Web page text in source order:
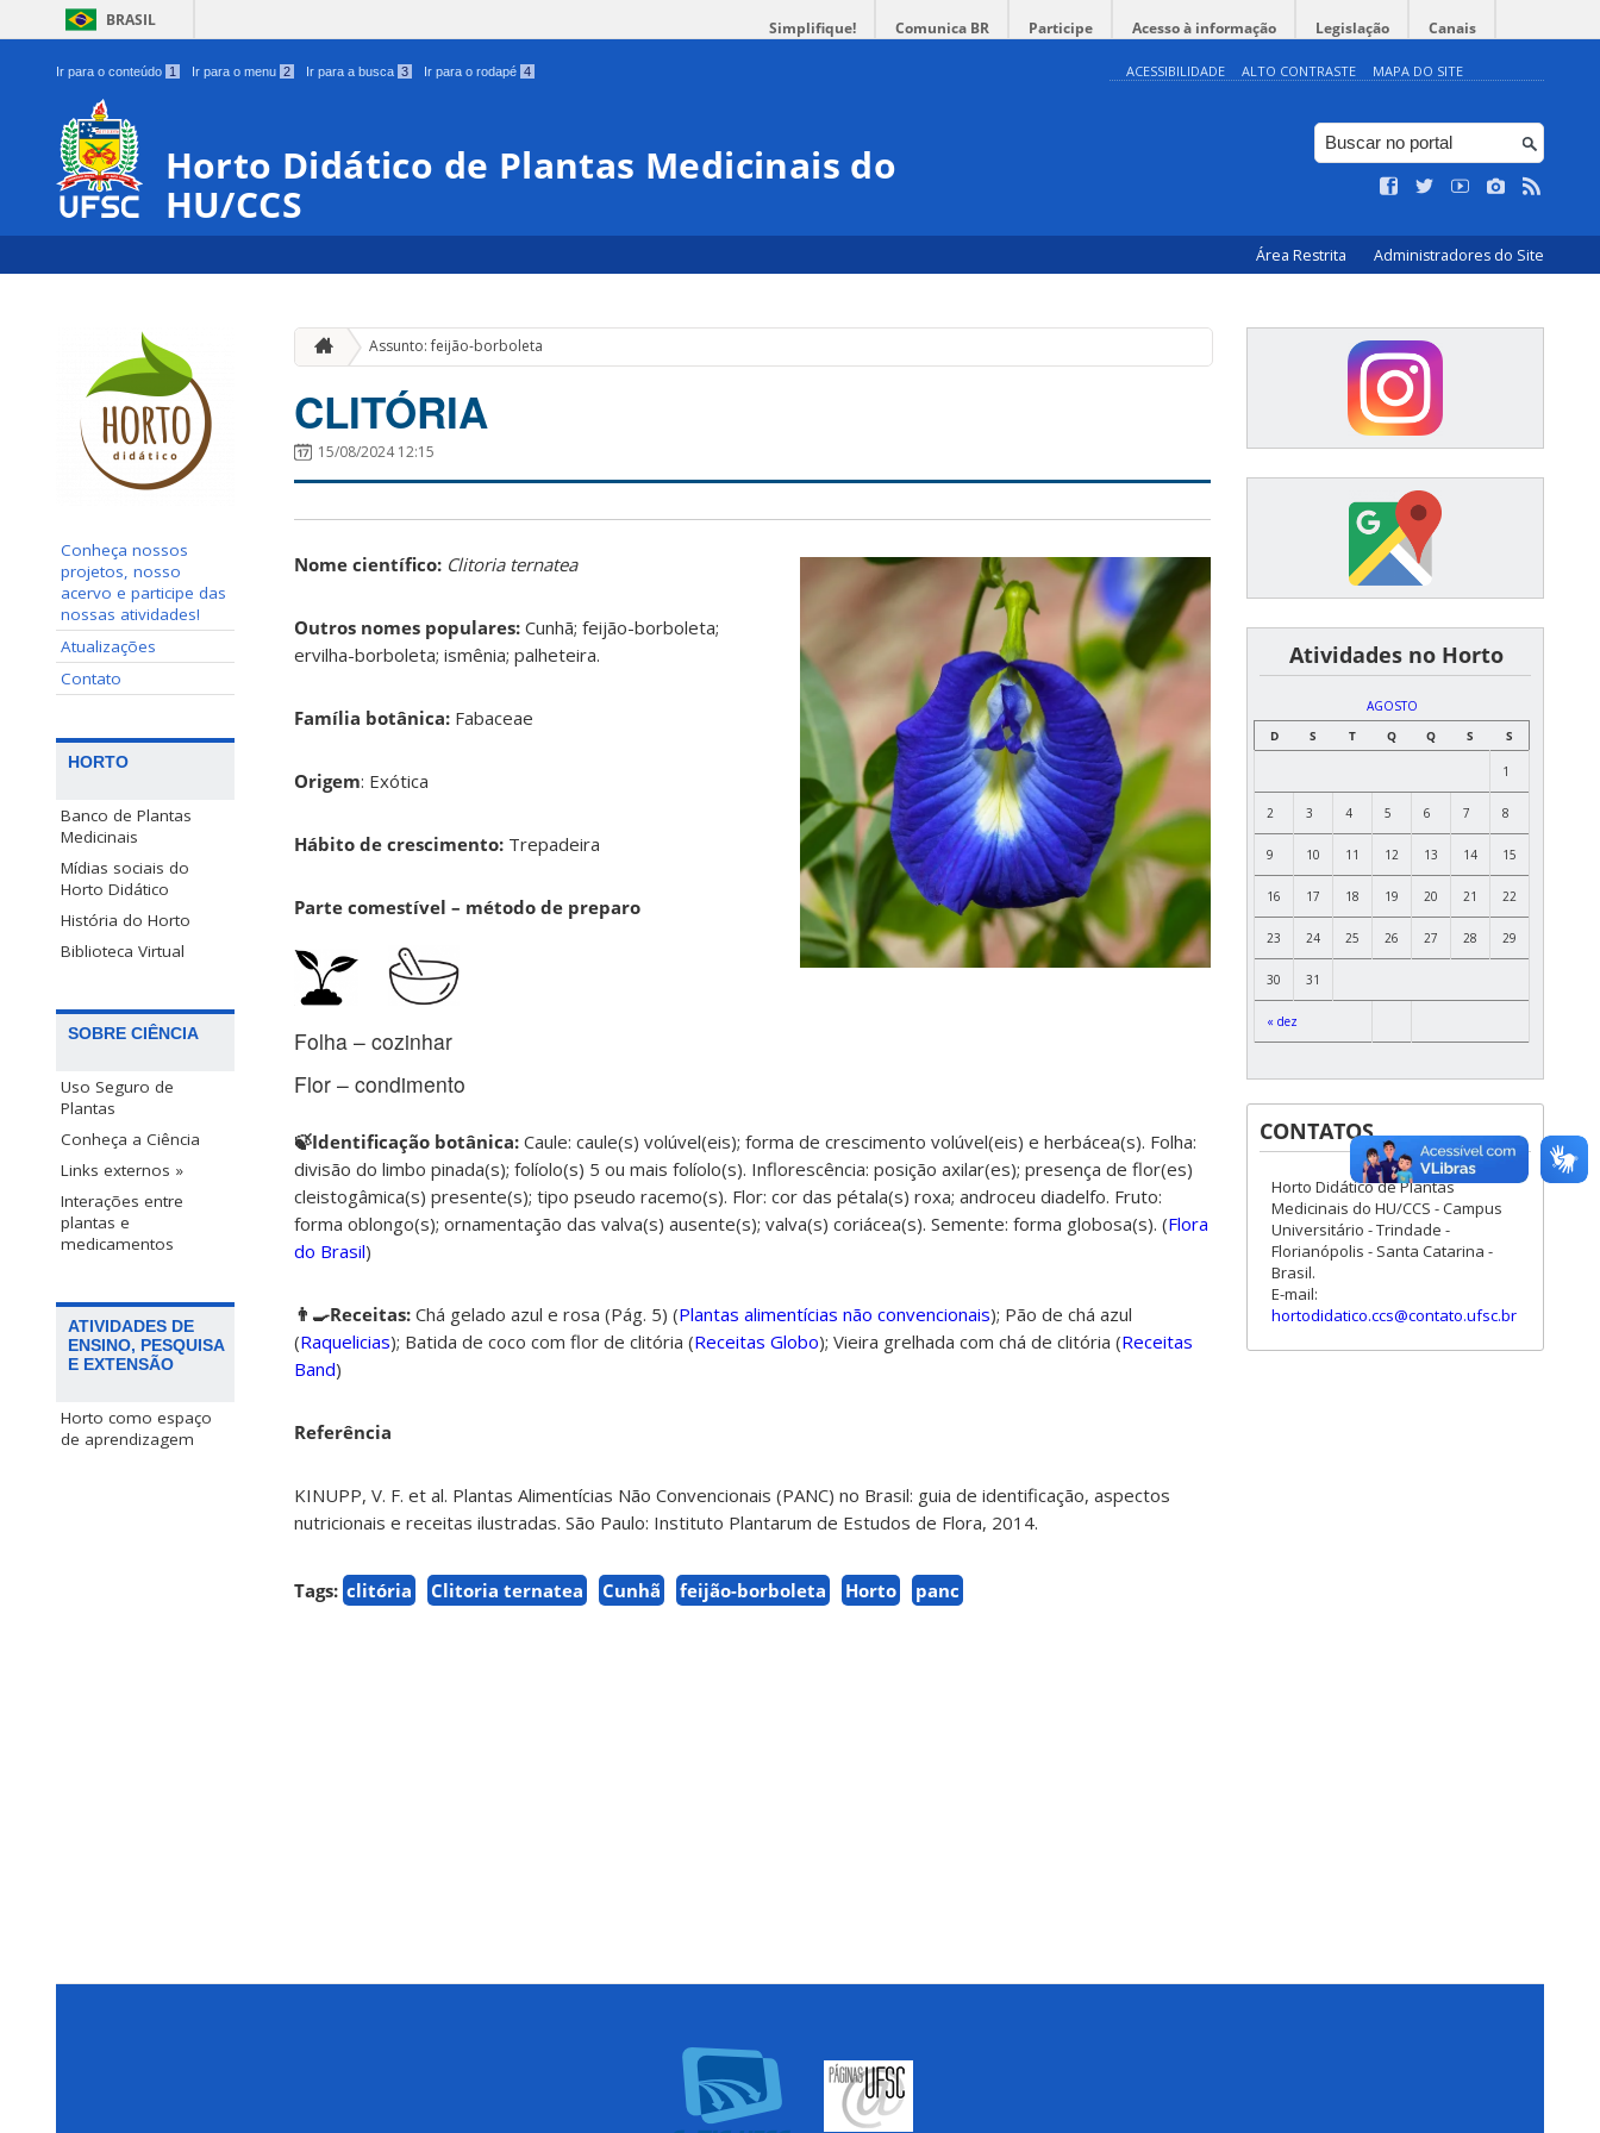
BRASIL Simplifique! Comunica BR Participe Acesso à informação Legislação Canais
Ir para o conteúdo 1 Ir para o menu 2 Ir para a busca 3 Ir para o rodapé 4 ACESSIBILIDADE ALTO CONTRASTE MAPA DO SITE
Horto Didático de Plantas Medicinais do
HU/CCS
Área Restrita Administradores do Site
Conheça nossos
projetos, nosso
acervo e participe das
nossas atividades!
Atualizações
Contato
HORTO
Banco de Plantas
Medicinais
Mídias sociais do
Horto Didático
História do Horto
Biblioteca Virtual
SOBRE CIÊNCIA
Uso Seguro de
Plantas
Conheça a Ciência
Links externos »
Interações entre
plantas e
medicamentos
ATIVIDADES DE
ENSINO, PESQUISA
E EXTENSÃO
Horto como espaço
de aprendizagem
Assunto: feijão-borboleta
CLITÓRIA
15/08/2024 12:15
Nome científico: Clitoria ternatea
Outros nomes populares: Cunhã; feijão-borboleta;
ervilha-borboleta; ismênia; palheteira.
Família botânica: Fabaceae
Origem: Exótica
Hábito de crescimento: Trepadeira
Parte comestível – método de preparo
Folha – cozinhar
Flor – condimento
🍃Identificação botânica: Caule: caule(s) volúvel(eis); forma de crescimento volúvel(eis) e herbácea(s). Folha:
divisão do limbo pinada(s); folíolo(s) 5 ou mais folíolo(s). Inflorescência: posição axilar(es); presença de flor(es)
cleistogâmica(s) presente(s); tipo pseudo racemo(s). Flor: cor das pétala(s) roxa; androceu diadelfo. Fruto:
forma oblongo(s); ornamentação das valva(s) ausente(s); valva(s) coriácea(s). Semente: forma globosa(s). (Flora
do Brasil)
👨‍🍳Receitas: Chá gelado azul e rosa (Pág. 5) (Plantas alimentícias não convencionais); Pão de chá azul
(Raquelicias); Batida de coco com flor de clitória (Receitas Globo); Vieira grelhada com chá de clitória (Receitas
Band)
Referência
KINUPP, V. F. et al. Plantas Alimentícias Não Convencionais (PANC) no Brasil: guia de identificação, aspectos
nutricionais e receitas ilustradas. São Paulo: Instituto Plantarum de Estudos de Flora, 2014.
Tags: clitória Clitoria ternatea Cunhã feijão-borboleta Horto panc
͏ ͏ ͏ ͏ ͏ ͏Atividades no Horto
AGOSTO
D
S T Q Q S S
« dez
1
2 3 4 5 6 7 8
9 10 11 12 13 14 15
16 17 18 19 20 21 22
23 24 25 26 27 28 29
30 31
CONTATOS
Horto Didático de Plantas
Medicinais do HU/CCS - Campus
Universitário - Trindade -
Florianópolis - Santa Catarina -
Brasil.
E-mail:
hortodidatico.ccs@contato.ufsc.br